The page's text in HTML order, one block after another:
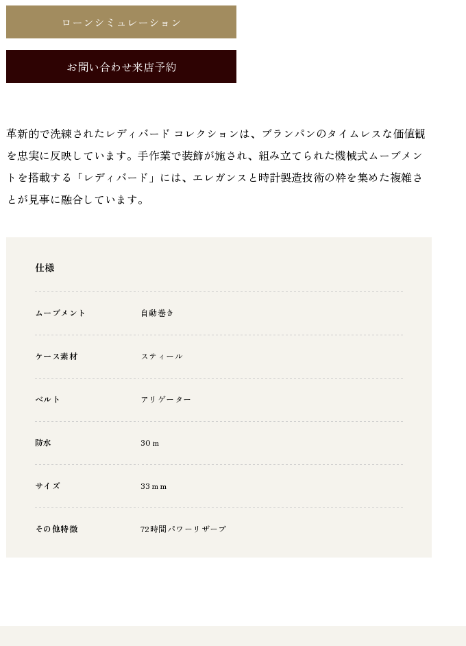
ローンシミュレーション
お問い合わせ来店予約
革新的で洗練されたレディバード コレクションは、ブランパンのタイムレスな価値観
を忠実に反映しています。手作業で装飾が施され、組み立てられた機械式ムーブメン
トを搭載する「レディバード」には、エレガンスと時計製造技術の粋を集めた複雑さ
とが見事に融合しています。
仕様
ムーブメント 自動巻き
ケース素材 スティール
ベルト アリゲーター
防水 30ｍ
サイズ 33ｍｍ
その他特徴 72時間パワーリザーブ